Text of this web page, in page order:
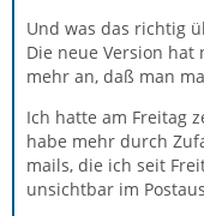
Und was das richtig
Die neue Version hat
mehr an, daß man
Ich hatte am Freitag
habe mehr durch
mails, die ich seit
unsichtbar im